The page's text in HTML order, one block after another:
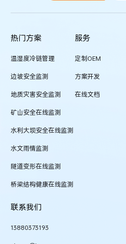
热门方案
温湿度冷链管理
边坡安全监测
地质灾害安全监测
矿山安全在线监测
水利大坝安全在线监测
水文雨情监测
隧道变形在线监测
桥梁结构健康在线监测
服务
定制OEM
方案开发
在线文档
联系我们
13880373193